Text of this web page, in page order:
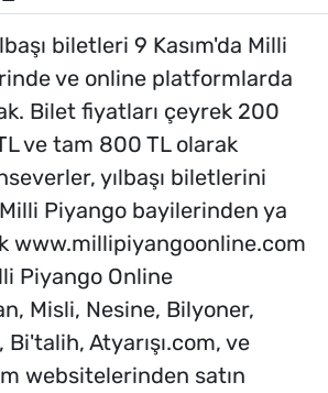
biletleri 9 Kasım'da Milli
ve online platformlarda
Bilet fiyatları çeyrek 200
ve tam 800 TL olarak
yılbaşı biletlerini
Piyango bayilerinden ya
www.millipiyangoonline.com
Piyango Online
Misli, Nesine, Bilyoner,
Atyarışı.com, ve
websitelerinden satın